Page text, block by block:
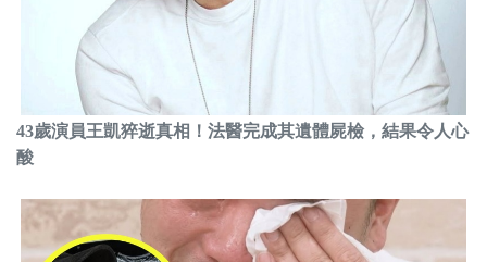
43歲演員王凱猝逝真相！法醫完成其遺體屍檢，結果令人心
酸